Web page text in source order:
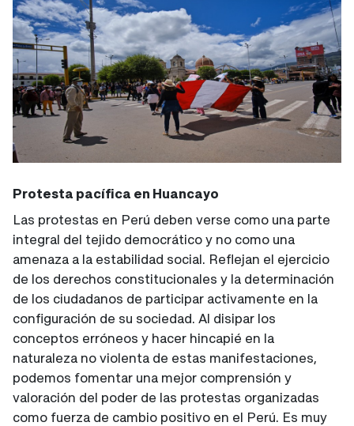
Protesta pacífica en Huancayo
Las protestas en Perú deben verse como una parte
integral del tejido democrático y no como una
amenaza a la estabilidad social. Reflejan el ejercicio
de los derechos constitucionales y la determinación
de los ciudadanos de participar activamente en la
configuración de su sociedad. Al disipar los
conceptos erróneos y hacer hincapié en la
naturaleza no violenta de estas manifestaciones,
podemos fomentar una mejor comprensión y
valoración del poder de las protestas organizadas
como fuerza de cambio positivo en el Perú. Es muy